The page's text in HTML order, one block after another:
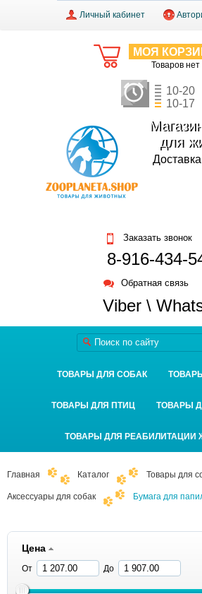
Личный кабинет
МОЯ
Товаров нет
10-20
10-17
для
Заказать звонок
8-916-434-
Обратная связь
Viber \
ТОВАРЫ ДЛЯ СОБАК
ТОВАРЫ ДЛЯ ПТИЦ ТОВАРЫ
ТОВАРЫ ДЛЯ РЕАБИЛИТАЦИИ
Главная Каталог Товары для
Аксессуары для собак Бумага для
Цена
От До